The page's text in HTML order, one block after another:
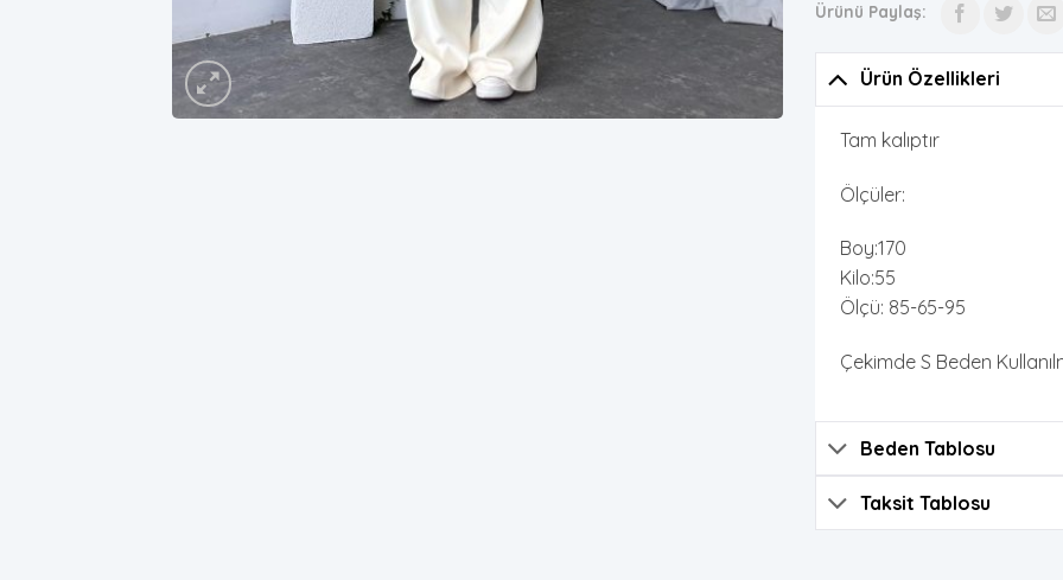
Ürünü Paylaş:
Ürün Özellikleri
Tam kalıptır
Ölçüler:
Boy:170
Kilo:55
Ölçü: 85-65-95
Çekimde S Beden
Beden Tablosu
Taksit Tablosu